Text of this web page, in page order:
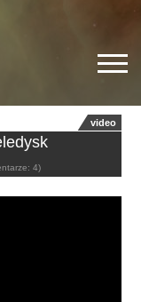
video
4)